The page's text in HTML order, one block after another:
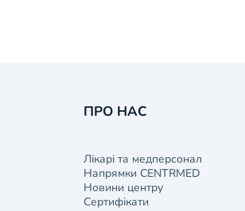
ПРО НАС
Лікарі та медперсонал
Напрямки CENTRMED
Новини центру
Сертифікати